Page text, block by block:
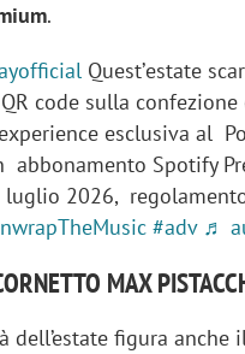
.
Questʼestate
code sulla
esclusiva al
abbonamento Spotify
luglio 2026,
#adv ♬
MAX
dell’estate figura anche
Viora di Deloitte
resta centrale,
il talento»